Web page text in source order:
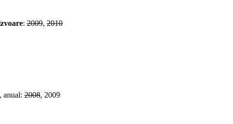
: 2009, 2010
anual: 2008, 2009